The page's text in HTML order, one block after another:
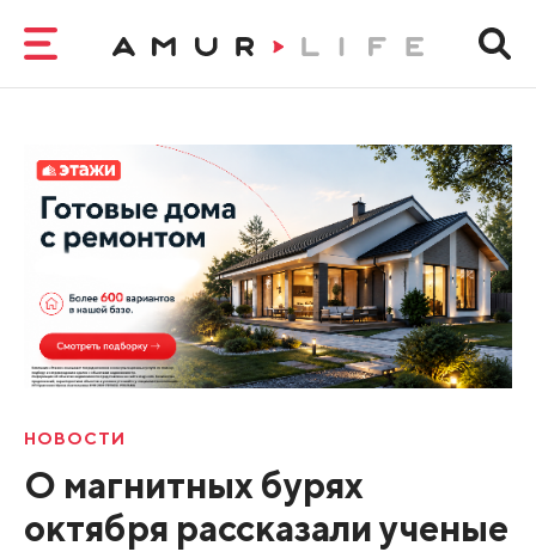
НОВОСТИ
О магнитных бурях
октября рассказали ученые